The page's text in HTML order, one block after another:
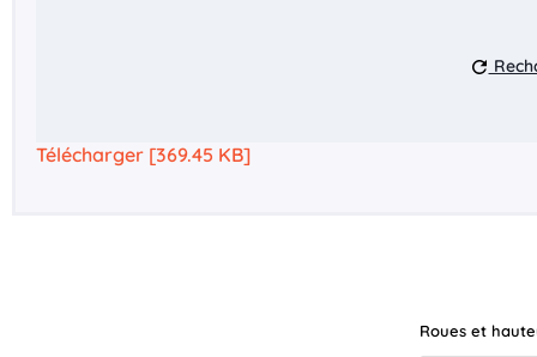
Télécharger [369.45 KB]
Roues et
de